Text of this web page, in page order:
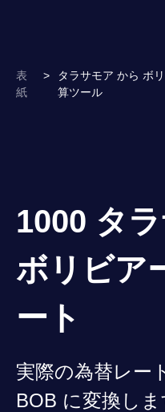
表
紙
>
タラサモア から ボ
算ツール
1000 タ
ボリビア
ート
実際の為替レー
BOB に変換しま